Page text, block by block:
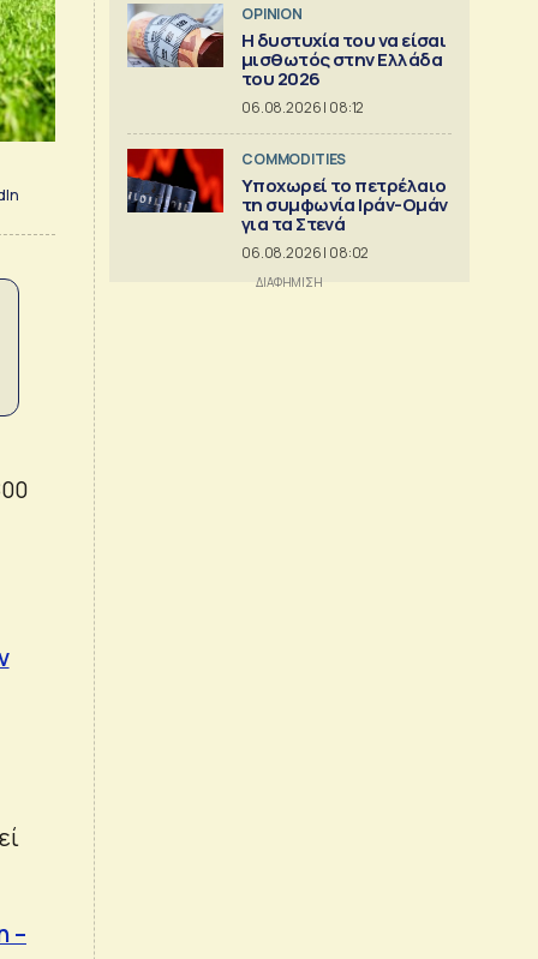
–
OPINION
Η δυστυχία του να είσαι
μισθωτός στην Ελλάδα
του 2026
06.08.2026 | 08:12
COMMODITIES
Υποχωρεί το πετρέλαιο
τη συμφωνία Ιράν-Ομάν
για τα Στενά
06.08.2026 | 08:02